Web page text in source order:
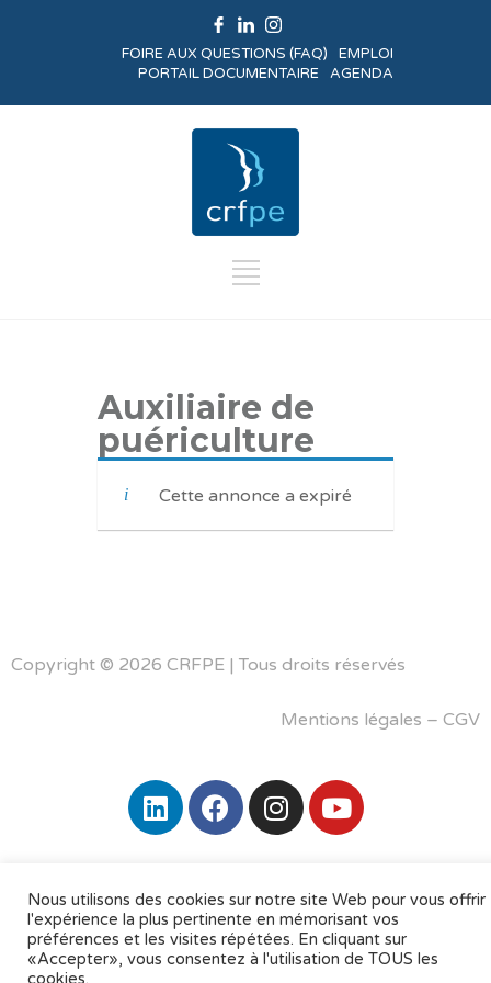
EMPLOI
FOIRE AUX QUESTIONS (FAQ)
AGENDA
PORTAIL DOCUMENTAIRE
Auxiliaire de
puériculture
Cette annonce a expiré
Copyright © 2026 CRFPE | Tous droits réservés
Mentions légales – CGV
Nous utilisons des cookies sur notre site Web pour vous offrir
l'expérience la plus pertinente en mémorisant vos
préférences et les visites répétées. En cliquant sur
«Accepter», vous consentez à l'utilisation de TOUS les
cookies.